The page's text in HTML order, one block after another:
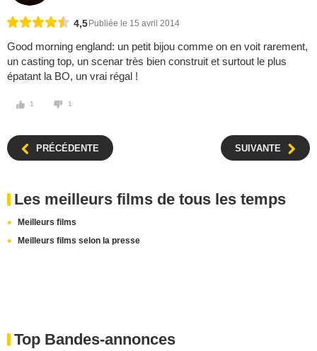
4,5 Publiée le 15 avril 2014
Good morning england: un petit bijou comme on en voit rarement,
un casting top, un scenar très bien construit et surtout le plus
épatant la BO, un vrai régal !
1 1
PRÉCÉDENTE SUIVANTE
Les meilleurs films de tous les temps
Meilleurs films
Meilleurs films selon la presse
Top Bandes-annonces